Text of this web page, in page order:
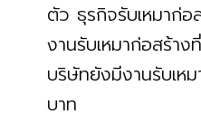
ตัว ธุรกิจรับเหมาก่
งานรับเหมาก่อสร้า
บริษัทยังมีงานรับเห
บาท